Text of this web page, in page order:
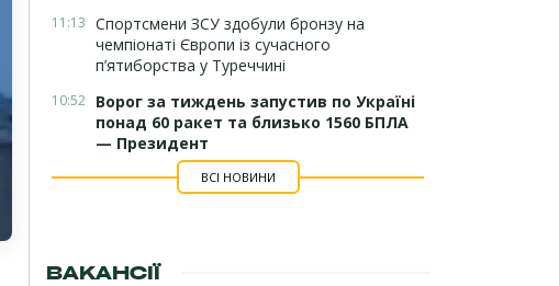
11:13 Спортсмени ЗСУ здобули бронзу на
чемпіонаті Європи із сучасного
п’ятиборства у Туреччині
10:52 Ворог за тиждень запустив по Україні
понад 60 ракет та близько 1560 БПЛА
— Президент
ВСІ НОВИНИ
ВАКАНСІЇ